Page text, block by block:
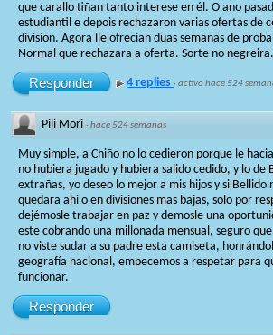
que carallo tiñan tanto interese en él. O ano
estudiantil e depois rechazaron varias ofertas de
division. Agora lle ofrecian duas semanas de
Normal que rechazara a oferta. Sorte no negreira.
Responder 4 replies ·activo hace 524
Pili Mori ·hace 524 semanas
Muy simple, a Chiño no lo cedieron porque le
no hubiera jugado y hubiera salido cedido, y lo de
extrañas, yo deseo lo mejor a mis hijos y si Bellido
quedara ahi o en divisiones mas bajas, solo por
dejémosle trabajar en paz y demosle una
este cobrando una millonada mensual, seguro
no viste sudar a su padre esta camiseta,
geografía nacional, empecemos a respetar para
funcionar.
Responder